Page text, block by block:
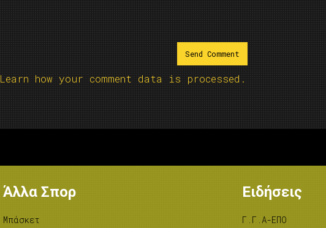
Learn how your comment data is processed.
Άλλα Σπορ
Μπάσκετ
Ειδήσεις
Γ.Γ.Α-ΕΠΟ